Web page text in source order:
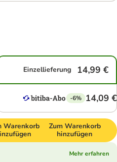
Einzellieferung 14,99 €
-6% 14,09 €
Warenkorb
Zum Warenkorb
hinzufügen
Mehr erfahren